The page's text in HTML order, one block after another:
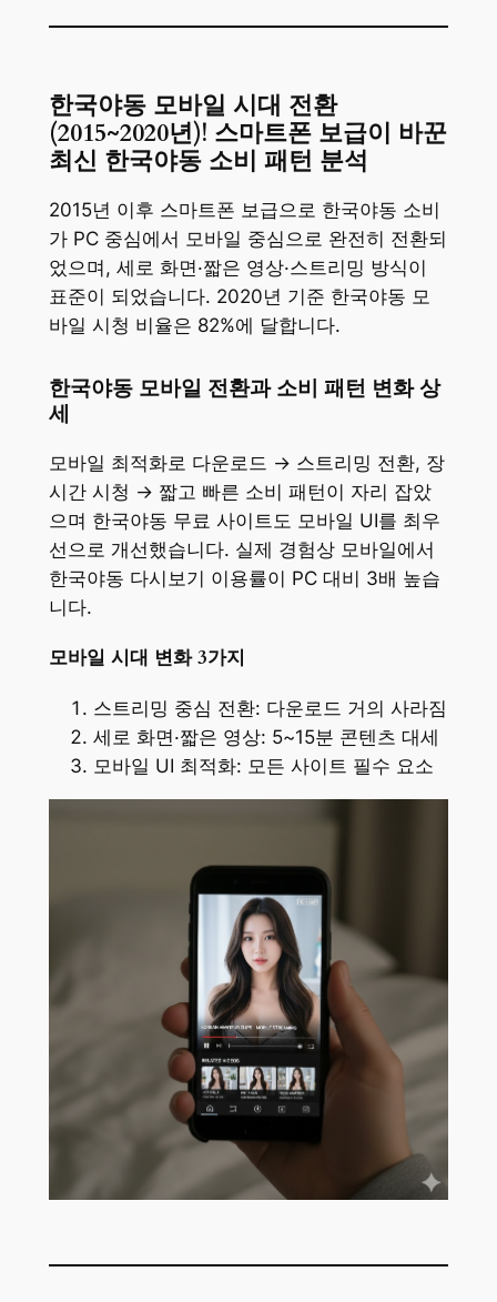
한국야동 모바일 시대 전환
(2015~2020년)! 스마트폰 보급이 바꾼
최신 한국야동 소비 패턴 분석
2015년 이후 스마트폰 보급으로 한국야동 소비
가 PC 중심에서 모바일 중심으로 완전히 전환되
었으며, 세로 화면·짧은 영상·스트리밍 방식이
표준이 되었습니다. 2020년 기준 한국야동 모
바일 시청 비율은 82%에 달합니다.
한국야동 모바일 전환과 소비 패턴 변화 상
세
모바일 최적화로 다운로드 → 스트리밍 전환, 장
시간 시청 → 짧고 빠른 소비 패턴이 자리 잡았
으며 한국야동 무료 사이트도 모바일 UI를 최우
선으로 개선했습니다. 실제 경험상 모바일에서
한국야동 다시보기 이용률이 PC 대비 3배 높습
니다.
모바일 시대 변화 3가지
스트리밍 중심 전환: 다운로드 거의 사라짐
세로 화면·짧은 영상: 5~15분 콘텐츠 대세
모바일 UI 최적화: 모든 사이트 필수 요소